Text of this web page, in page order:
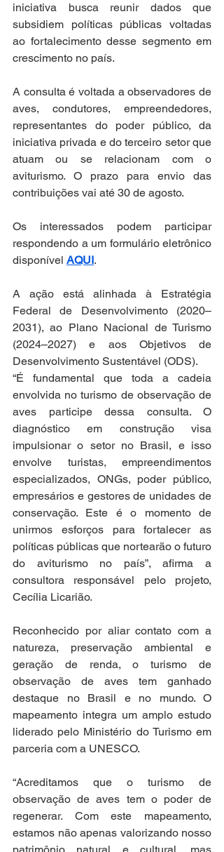
iniciativa busca reunir dados que
subsidiem políticas públicas voltadas
ao fortalecimento desse segmento em
crescimento no país.
A consulta é voltada a observadores de
aves, condutores, empreendedores,
representantes do poder público, da
iniciativa privada e do terceiro setor que
atuam ou se relacionam com o
aviturismo. O prazo para envio das
contribuições vai até 30 de agosto.
Os interessados podem participar
respondendo a um formulário eletrônico
disponível AQUI.
A ação está alinhada à Estratégia
Federal de Desenvolvimento (2020–
2031), ao Plano Nacional de Turismo
(2024–2027) e aos Objetivos de
Desenvolvimento Sustentável (ODS).
“É fundamental que toda a cadeia
envolvida no turismo de observação de
aves participe dessa consulta. O
diagnóstico em construção visa
impulsionar o setor no Brasil, e isso
envolve turistas, empreendimentos
especializados, ONGs, poder público,
empresários e gestores de unidades de
conservação. Este é o momento de
unirmos esforços para fortalecer as
políticas públicas que nortearão o futuro
do aviturismo no país”, afirma a
consultora responsável pelo projeto,
Cecília Licarião.
Reconhecido por aliar contato com a
natureza, preservação ambiental e
geração de renda, o turismo de
observação de aves tem ganhado
destaque no Brasil e no mundo. O
mapeamento integra um amplo estudo
liderado pelo Ministério do Turismo em
parceria com a UNESCO.
“Acreditamos que o turismo de
observação de aves tem o poder de
regenerar. Com este mapeamento,
estamos não apenas valorizando nosso